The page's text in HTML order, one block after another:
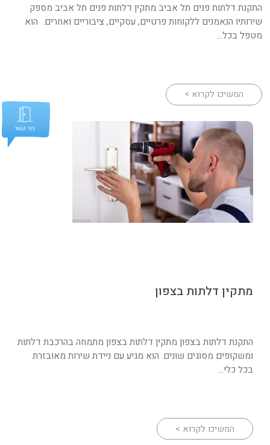
התקנת דלתות פנים תל אביב מתקין דלתות פנים תל אביב מספק
שירותיו הנאמנים ללקוחות פרטיים, עסקיים, ציבוריים ואחרים. הוא
מטפל בכל...
המשיכו לקרוא >
מתקין דלתות בצפון
התקנת דלתות בצפון מתקין דלתות בצפון מתמחה בהרכבת דלתות
ומשקופים מסוגים שונים. הוא מגיע עם ניידת שירות מאובזרת
בכל כלי...
המשיכו לקרוא >